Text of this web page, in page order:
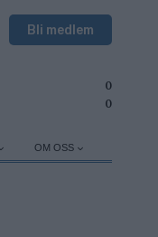
Bli medlem
0
0
OM OSS